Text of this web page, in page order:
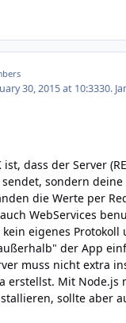
30, 2015 at 10:3330.
dass der Server
sondern deine
die Werte per
WebServices
eigenes Protokoll
der App
muss nicht extra
erstellst. Mit Node.js
sollte aber